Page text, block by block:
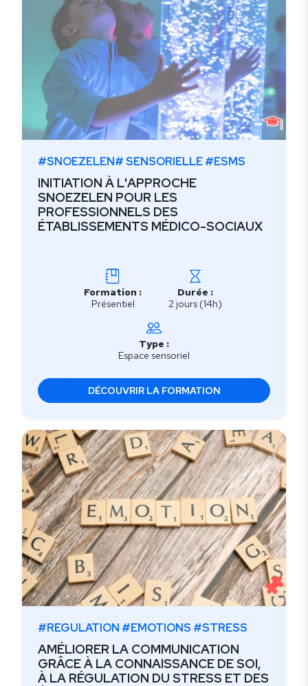
#SNOEZELEN# SENSORIELLE #ESMS
INITIATION À L'APPROCHE
SNOEZELEN POUR LES
PROFESSIONNELS DES
ÉTABLISSEMENTS MÉDICO-SOCIAUX
Formation :
Présentiel
Durée :
2 jours (14h)
Type :
Espace sensoriel
DÉCOUVRIR LA FORMATION
#REGULATION #EMOTIONS #STRESS
AMÉLIORER LA COMMUNICATION
GRÂCE À LA CONNAISSANCE DE SOI,
À LA RÉGULATION DU STRESS ET DES